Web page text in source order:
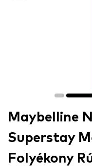
Maybelline
Superstay
Folyékony